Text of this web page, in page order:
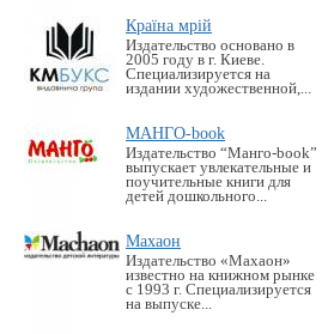
Країна мрій
Издательство основано в
2005 году в г. Киеве.
Специализируется на
издании художественной,...
МАНГО-book
Издательство “Манго-book”
выпускает увлекательные и
поучительные книги для
детей дошкольного...
Махаон
Издательство «Махаон»
известно на книжном рынке
с 1993 г. Специализируется
на выпуске...